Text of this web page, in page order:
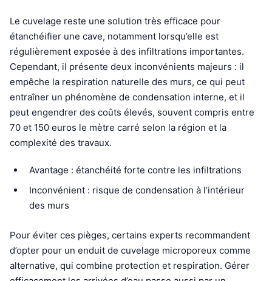
Le cuvelage reste une solution très efficace pour
étanchéifier une cave, notamment lorsqu’elle est
régulièrement exposée à des infiltrations importantes.
Cependant, il présente deux inconvénients majeurs : il
empêche la respiration naturelle des murs, ce qui peut
entraîner un phénomène de condensation interne, et il
peut engendrer des coûts élevés, souvent compris entre
70 et 150 euros le mètre carré selon la région et la
complexité des travaux.
Avantage : étanchéité forte contre les infiltrations
Inconvénient : risque de condensation à l’intérieur
des murs
Pour éviter ces pièges, certains experts recommandent
d’opter pour un enduit de cuvelage microporeux comme
alternative, qui combine protection et respiration. Gérer